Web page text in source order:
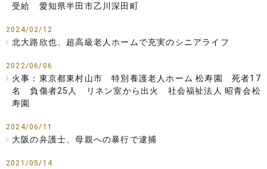
受給 愛知県半田市乙川深田町
2024/02/12
北大路欣也、超高級老人ホームで充実のシニアライフ
2022/06/06
火事：東京都東村山市 特別養護老人ホーム 松寿園 死者17
名 負傷者25人 リネン室から出火 社会福祉法人 昭青会松
寿園
2024/06/11
大阪の弁護士、母親への暴行で逮捕
2021/05/14